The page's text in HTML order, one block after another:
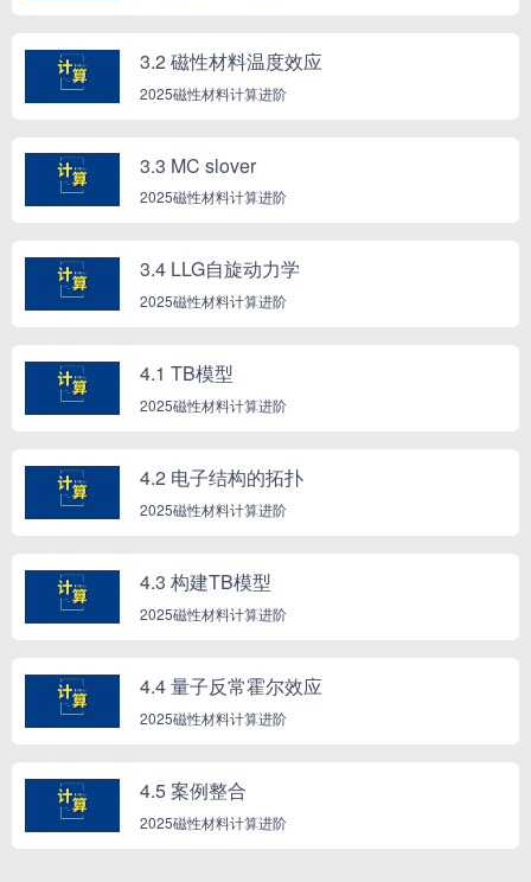
3.2 磁性材料温度效应
2025磁性材料计算进阶
3.3 MC slover
2025磁性材料计算进阶
3.4 LLG自旋动力学
2025磁性材料计算进阶
4.1 TB模型
2025磁性材料计算进阶
4.2 电子结构的拓扑
2025磁性材料计算进阶
4.3 构建TB模型
2025磁性材料计算进阶
4.4 量子反常霍尔效应
2025磁性材料计算进阶
4.5 案例整合
2025磁性材料计算进阶